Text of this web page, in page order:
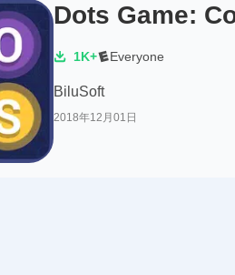
Dots Game:
1K+ Everyone
BiluSoft
2018年12月01日